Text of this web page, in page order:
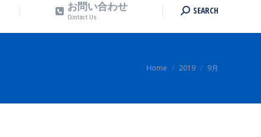
お問い合わせ
Contact Us
Search:
SEARCH
You are here:
Home 2019 9月